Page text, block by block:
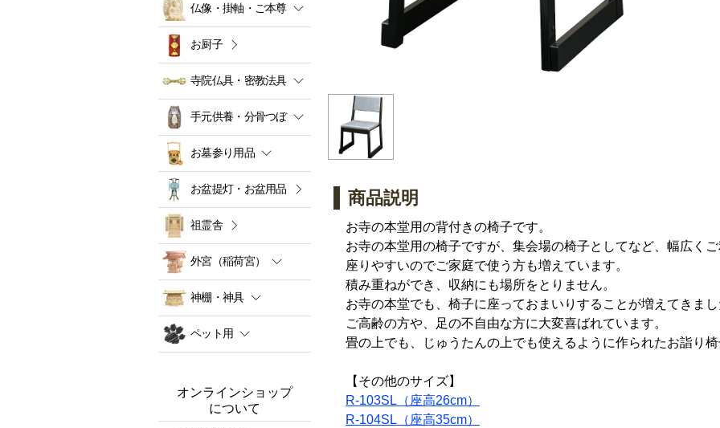
商品説明
お寺の本堂用の背付きの椅子です。
お寺の本堂用の椅子ですが、集会場の椅子としてなど、幅広く
座りやすいのでご家庭で使う方も増えています。
積み重ねができ、収納にも場所をとりません。
お寺の本堂でも、椅子に座っておまいりすることが増えてきま
ご高齢の方や、足の不自由な方に大変喜ばれています。
畳の上でも、じゅうたんの上でも使えるように作られたお詣り
【その他のサイズ】
R-103SL（座高26cm）
R-104SL（座高35cm）
仏像・掛軸・ご本尊
お厨子
寺院仏具・密教法具
手元供養・分骨つぼ
お墓参り用品
お盆提灯・お盆用品
祖霊舎
外宮（稲荷宮）
神棚・神具
ペット用
オンラインショップ
について